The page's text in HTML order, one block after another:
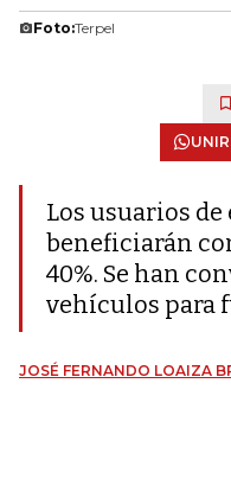
Foto:Terpel
Los usuarios de
beneficiarán
40%. Se han
vehículos para
JOSÉ FERNANDO LOAIZA